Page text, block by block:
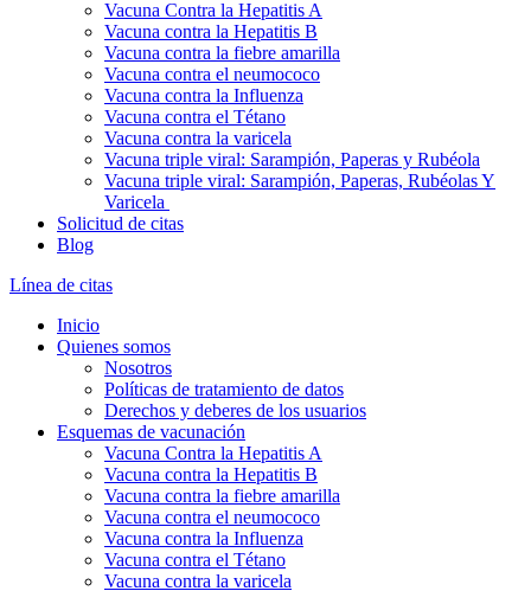
Vacuna Contra la Hepatitis A
Vacuna contra la Hepatitis B
Vacuna contra la fiebre amarilla
Vacuna contra el neumococo
Vacuna contra la Influenza
Vacuna contra el Tétano
Vacuna contra la varicela
Vacuna triple viral: Sarampión, Paperas y Rubéola
Vacuna triple viral: Sarampión, Paperas, Rubéolas Y
Varicela
Solicitud de citas
Blog
Línea de citas
Inicio
Quienes somos
Nosotros
Políticas de tratamiento de datos
Derechos y deberes de los usuarios
Esquemas de vacunación
Vacuna Contra la Hepatitis A
Vacuna contra la Hepatitis B
Vacuna contra la fiebre amarilla
Vacuna contra el neumococo
Vacuna contra la Influenza
Vacuna contra el Tétano
Vacuna contra la varicela